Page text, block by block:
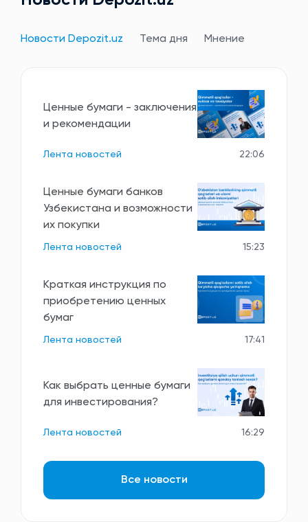
Новости Depozit.uz Тема дня Мнение
Ценные бумаги - заключения
и рекомендации
Лента новостей 22:06
Ценные бумаги банков
Узбекистана и возможности
их покупки
Лента новостей 15:23
Краткая инструкция по
приобретению ценных
бумаг
Лента новостей 17:41
Как выбрать ценные бумаги
для инвестирования?
Лента новостей 16:29
Все новости